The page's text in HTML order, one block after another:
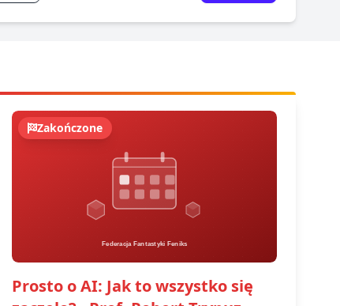
Zakończone
Prosto o AI: Jak to wszystko się